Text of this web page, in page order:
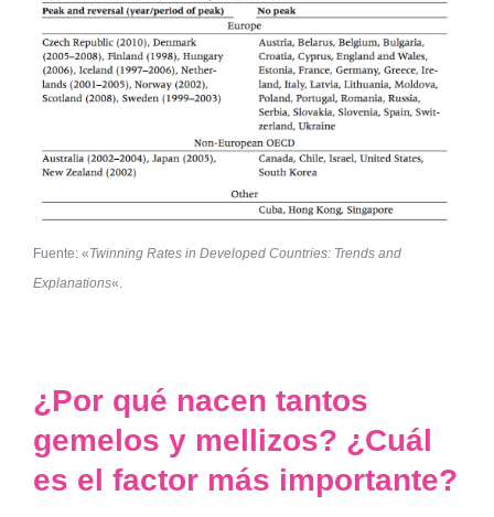
Fuente: «Twinning Rates in Developed Countries: Trends and
Explanations«.
¿Por qué nacen tantos
gemelos y mellizos? ¿Cuál
es el factor más importante?